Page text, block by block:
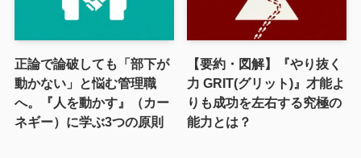
正論で論破しても「部下が
動かない」と悩む管理職
へ。『人を動かす』（カー
ネギー）に学ぶ3つの原則
【要約・図解】『やり抜く
力 GRIT(グリット)』才能よ
りも成功を左右する究極の
能力とは？